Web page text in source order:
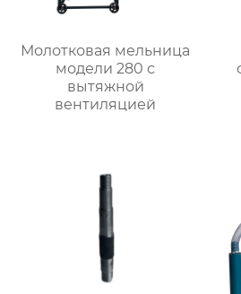
Молотковая мельница
модели 280 с
вытяжной
вентиляцией